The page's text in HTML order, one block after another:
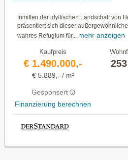
Inmitten der idyllischen Landschaft von
präsentiert sich dieser
wahres Refugium für...
mehr anzeigen
Kaufpreis
€ 1.490.000,-
€ 5.889,- / m²
Gesponsert
Finanzierung berechnen